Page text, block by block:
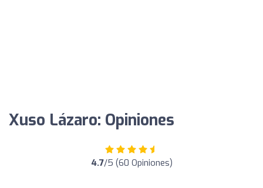
Xuso Lázaro: Opiniones
4.7/5 (60 Opiniones)